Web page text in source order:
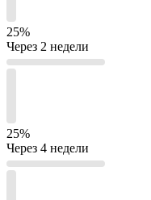
25%
Через 2 недели
25%
Через 4 недели